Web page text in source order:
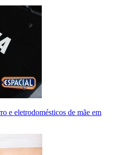
e eletrodomésticos de mãe em